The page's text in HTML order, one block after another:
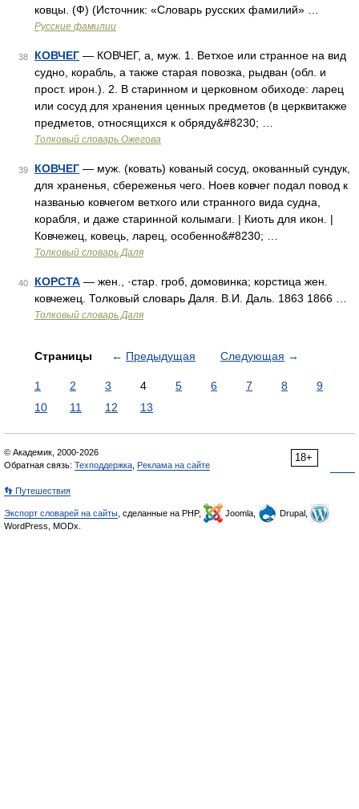
ковцы. (Ф) (Источник: «Словарь русских фамилий» …
Русские фамилии
38 КОВЧЕГ — КОВЧЕГ, а, муж. 1. Ветхое или странное на вид
судно, корабль, а также старая повозка, рыдван (обл. и
прост. ирон.). 2. В старинном и церковном обиходе: ларец
или сосуд для хранения ценных предметов (в церквитакже
предметов, относящихся к обряду&#8230; …
Толковый словарь Ожегова
39 КОВЧЕГ — муж. (ковать) кованый сосуд, окованный сундук,
для храненья, сбереженья чего. Ноев ковчег подал повод к
названью ковчегом ветхого или странного вида судна,
корабля, и даже старинной колымаги. | Киоть для икон. |
Ковчежец, ковець, ларец, особенно&#8230; …
Толковый словарь Даля
40 КОРСТА — жен., ·стар. гроб, домовинка; корстица жен.
ковчежец. Толковый словарь Даля. В.И. Даль. 1863 1866 …
Толковый словарь Даля
Страницы ← Предыдущая Следующая →
1 2 3 4 5 6 7 8
9
10
11 12 13
18+
© Академик, 2000-2026
Обратная связь: Техподдержка Реклама на сайте
👣 Путешествия
Экспорт словарей на сайты , сделанные на PHP, Joomla,
Drupal,
WordPress, MODx.